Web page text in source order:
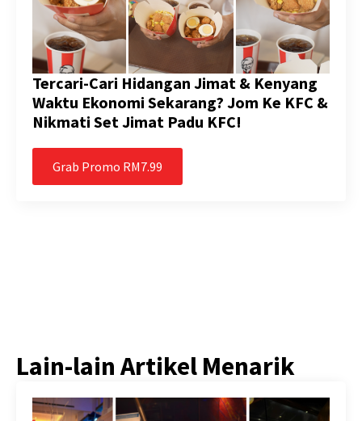
Tercari-Cari Hidangan Jimat & Kenyang
Waktu Ekonomi Sekarang? Jom Ke KFC &
Nikmati Set Jimat Padu KFC!
Grab Promo RM7.99
Lain-lain Artikel Menarik